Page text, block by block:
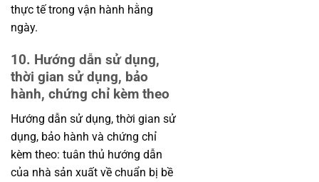
thực tế trong vận hành hằng
ngày.
10. Hướng dẫn sử dụng,
thời gian sử dụng, bảo
hành, chứng chỉ kèm theo
Hướng dẫn sử dụng, thời gian sử
dụng, bảo hành và chứng chỉ
kèm theo: tuân thủ hướng dẫn
của nhà sản xuất về chuẩn bị bề